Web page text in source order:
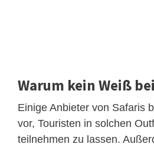
Warum kein Weiß
Einige Anbieter von Safaris
vor, Touristen in solchen
teilnehmen zu lassen.